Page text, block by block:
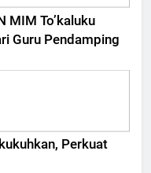
MIM To’kaluku
Guru Pendamping
Perkuat